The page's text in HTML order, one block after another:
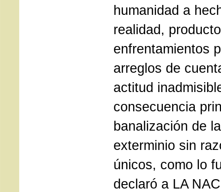
humanidad a
realidad,
enfrentamientos
arreglos de
actitud
consecuencia
banalización de
exterminio sin
únicos, como lo
declaró a LA